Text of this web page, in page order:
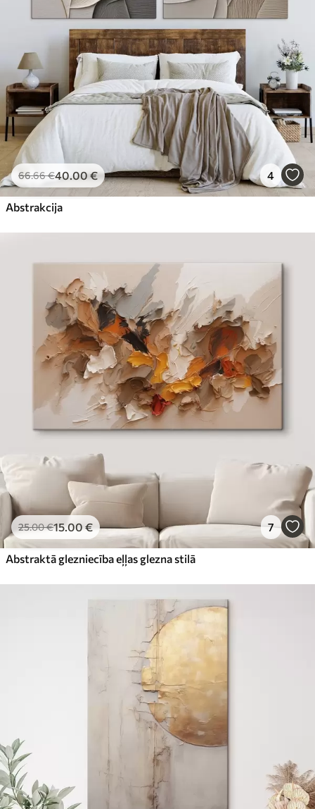
66.66€40.00€ 4
Abstrakcija
25.00€15.00€ 7
Abstraktā glezniecība eļļas glezna stilā